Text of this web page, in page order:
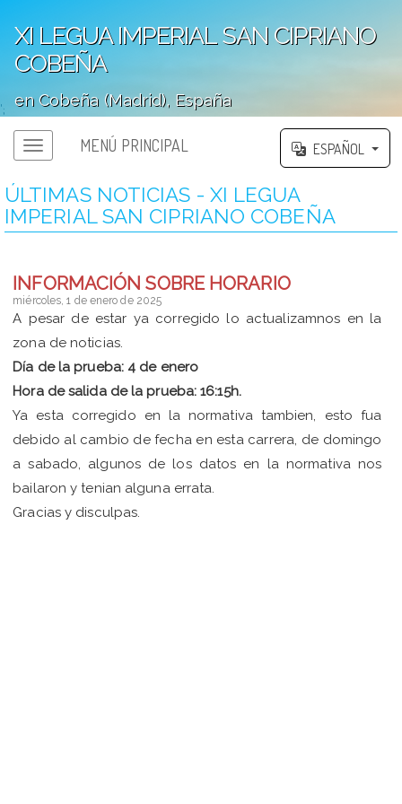
XI LEGUA IMPERIAL SAN CIPRIANO
COBEÑA
en Cobeña (Madrid), España
';
MENÚ PRINCIPAL ESPAÑOL
ÚLTIMAS NOTICIAS - XI LEGUA
IMPERIAL SAN CIPRIANO COBEÑA
INFORMACIÓN SOBRE HORARIO
miércoles, 1 de enero de 2025
A pesar de estar ya corregido lo actualizamnos en la
zona de noticias.
Día de la prueba: 4 de enero
Hora de salida de la prueba: 16:15h.
Ya esta corregido en la normativa tambien, esto fua
debido al cambio de fecha en esta carrera, de domingo
a sabado, algunos de los datos en la normativa nos
bailaron y tenian alguna errata.
Gracias y disculpas.